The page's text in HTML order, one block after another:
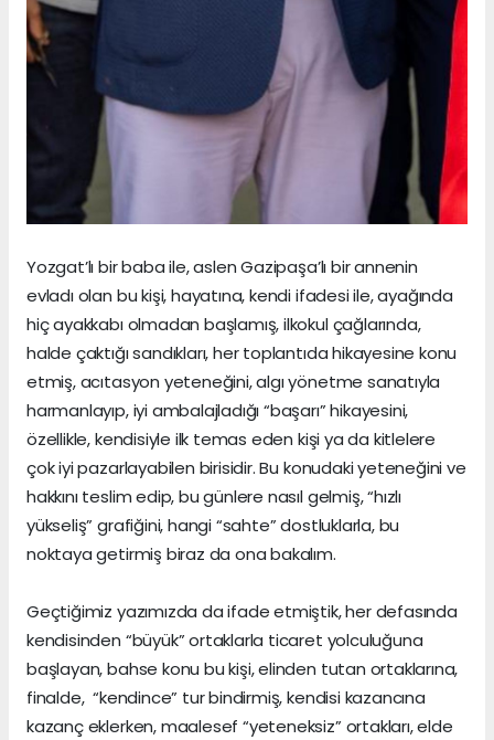
Yozgat’lı bir baba ile, aslen Gazipaşa’lı bir annenin
evladı olan bu kişi, hayatına, kendi ifadesi ile, ayağında
hiç ayakkabı olmadan başlamış, ilkokul çağlarında,
halde çaktığı sandıkları, her toplantıda hikayesine konu
etmiş, acıtasyon yeteneğini, algı yönetme sanatıyla
harmanlayıp, iyi ambalajladığı “başarı” hikayesini,
özellikle, kendisiyle ilk temas eden kişi ya da kitlelere
çok iyi pazarlayabilen birisidir. Bu konudaki yeteneğini ve
hakkını teslim edip, bu günlere nasıl gelmiş, “hızlı
yükseliş” grafiğini, hangi “sahte” dostluklarla, bu
noktaya getirmiş biraz da ona bakalım.
Geçtiğimiz yazımızda da ifade etmiştik, her defasında
kendisinden “büyük” ortaklarla ticaret yolculuğuna
başlayan, bahse konu bu kişi, elinden tutan ortaklarına,
finalde, “kendince” tur bindirmiş, kendisi kazancına
kazanç eklerken, maalesef “yeteneksiz” ortakları, elde